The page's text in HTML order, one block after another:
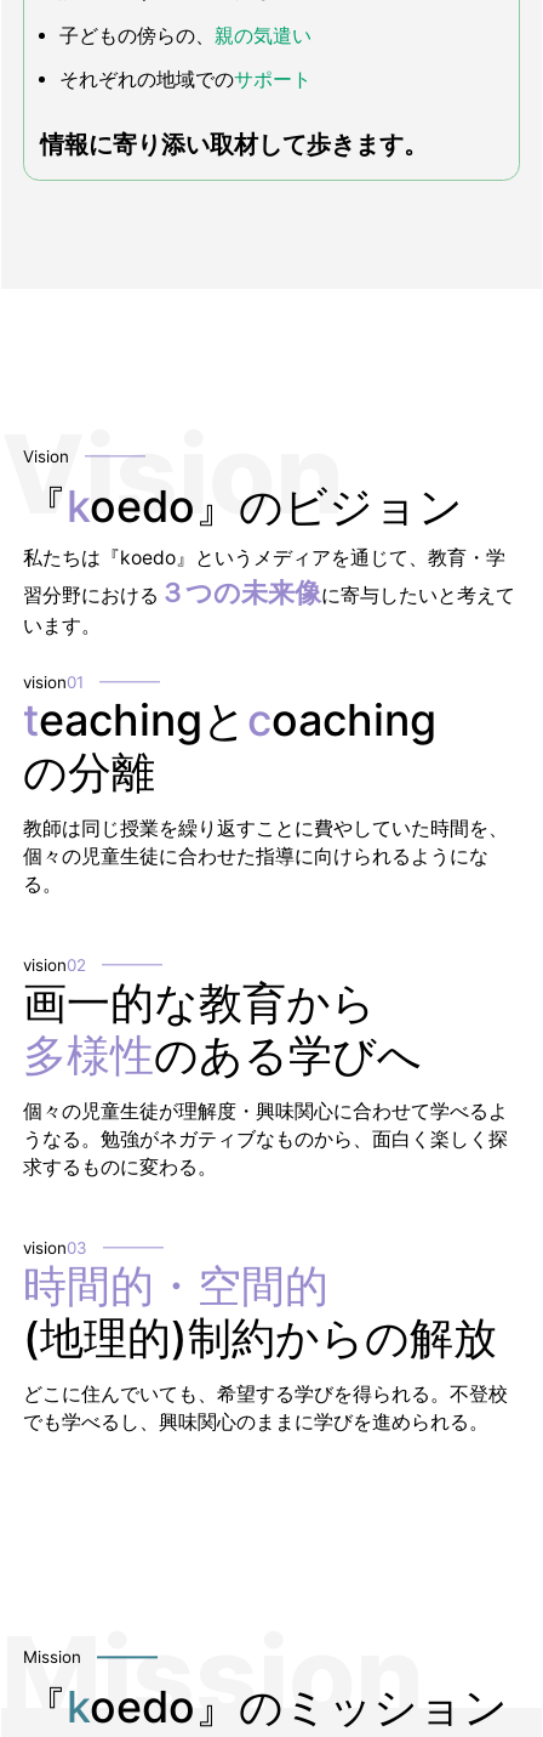
子どもの傍らの、親の気遣い
それぞれの地域でのサポート
情報に寄り添い取材して歩きます。
Vision
『koedo』のビジョン
私たちは『koedo』というメディアを通じて、教育・学
習分野における ３つの未来像に寄与したいと考えて
います。
vision01
teachingと coaching
の分離
教師は同じ授業を繰り返すことに費やしていた時間を、
個々の児童生徒に合わせた指導に向けられるようにな
る。
vision02
画一的な教育から
多様性のある学びへ
個々の児童生徒が理解度・興味関心に合わせて学べるよ
うなる。勉強がネガティブなものから、面白く楽しく探
求するものに変わる。
vision03
時間的・空間的
(地理的)制約からの解放
どこに住んでいても、希望する学びを得られる。不登校
でも学べるし、興味関心のままに学びを進められる。
Mission
『koedo』のミッション